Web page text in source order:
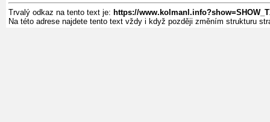
Trvalý odkaz na tento text je: https://
Na této adrese najdete tento text vždy i když později změním strukturu